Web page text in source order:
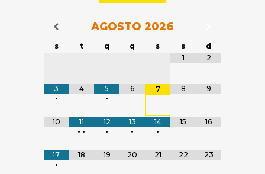
Navegação do Calendário
AGOSTO 2026
s t q q s s
d
1
2
3
•
4
5
•
6 7 8 9
10
11
• •
12
•
13
•
14
•
15 16
17
•
18 19 20 21 22 23